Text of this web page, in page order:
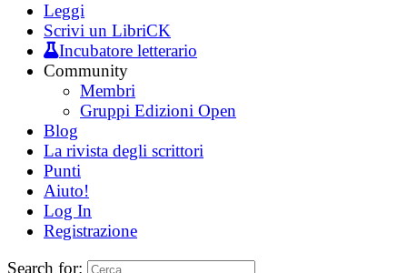
Leggi
Scrivi un LibriCK
Incubatore letterario
Community
Membri
Gruppi Edizioni Open
Blog
La rivista degli scrittori
Punti
Aiuto!
Log In
Registrazione
Search for: